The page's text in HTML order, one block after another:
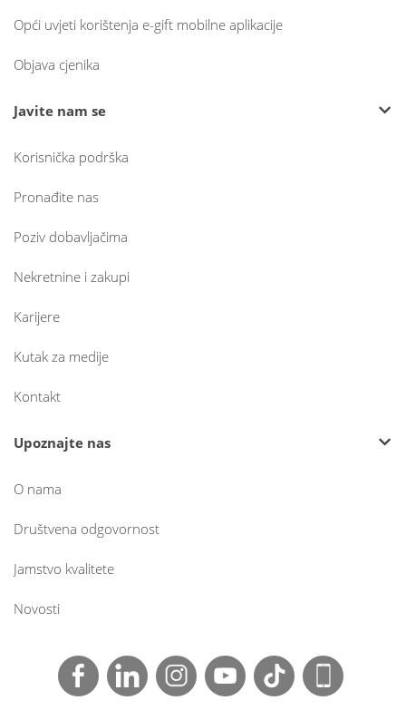
Opći uvjeti korištenja e-gift mobilne aplikacije
Objava cjenika
Javite nam se
Korisnička podrška
Pronađite nas
Poziv dobavljačima
Nekretnine i zakupi
Karijere
Kutak za medije
Kontakt
Upoznajte nas
O nama
Društvena odgovornost
Jamstvo kvalitete
Novosti